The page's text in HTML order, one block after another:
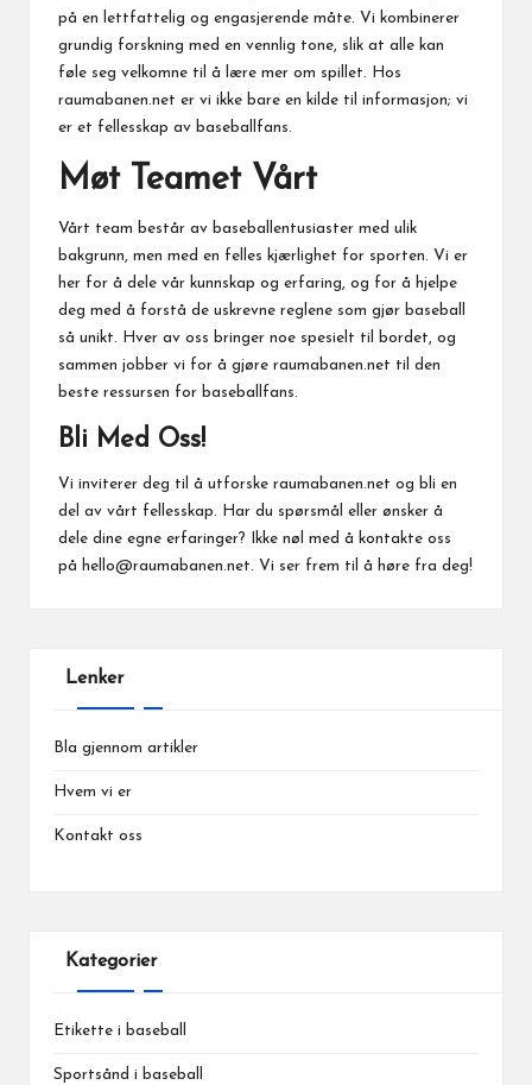
på en lettfattelig og engasjerende måte. Vi kombinerer
grundig forskning med en vennlig tone, slik at alle kan
føle seg velkomne til å lære mer om spillet. Hos
raumabanen.net er vi ikke bare en kilde til informasjon; vi
er et fellesskap av baseballfans.
Møt Teamet Vårt
Vårt team består av baseballentusiaster med ulik
bakgrunn, men med en felles kjærlighet for sporten. Vi er
her for å dele vår kunnskap og erfaring, og for å hjelpe
deg med å forstå de uskrevne reglene som gjør baseball
så unikt. Hver av oss bringer noe spesielt til bordet, og
sammen jobber vi for å gjøre raumabanen.net til den
beste ressursen for baseballfans.
Bli Med Oss!
Vi inviterer deg til å utforske raumabanen.net og bli en
del av vårt fellesskap. Har du spørsmål eller ønsker å
dele dine egne erfaringer? Ikke nøl med å kontakte oss
på hello@raumabanen.net. Vi ser frem til å høre fra deg!
Lenker
Bla gjennom artikler
Hvem vi er
Kontakt oss
Kategorier
Etikette i baseball
Sportsånd i baseball